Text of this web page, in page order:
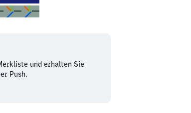
und erhalten Sie
Push.